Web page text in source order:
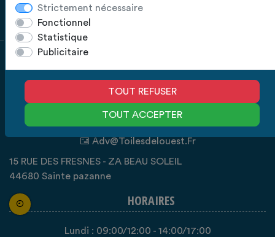
Strictement nécessaire
Fonctionnel
Statistique
Publicitaire
TOUT REFUSER
TOUT ACCEPTER
À PROPOS
Fabrication d'articles textiles, sauf habillement
0240263461
Adv@toilesdelouest.fr
15 RUE DES FRESNES - ZA BEAU SOLEIL
44680 Sainte pazanne
HORAIRES
Lundi : 09:00/12:00 - 14:00/17:00